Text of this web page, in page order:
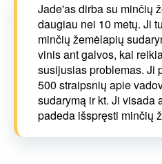
Jade'as dirba su minčių
daugiau nei 10 metų. Ji
minčių žemėlapių
vinis ant galvos, kai
susijusias problemas. Ji
500 straipsnių apie
sudarymą ir kt. Ji visada
padeda išspręsti minčių